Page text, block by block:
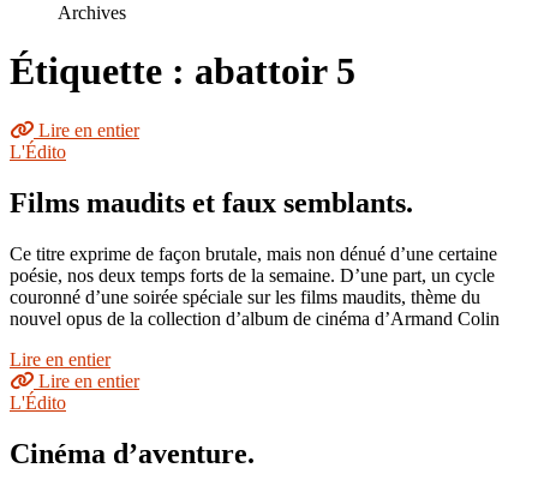
Archives
Étiquette : abattoir 5
Lire en entier
L'Édito
Films maudits et faux semblants.
Ce titre exprime de façon brutale, mais non dénué d’une certaine
poésie, nos deux temps forts de la semaine. D’une part, un cycle
couronné d’une soirée spéciale sur les films maudits, thème du
nouvel opus de la collection d’album de cinéma d’Armand Colin
Lire en entier
Lire en entier
L'Édito
Cinéma d’aventure.